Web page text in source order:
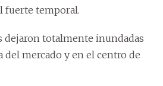
fuerte temporal.
dejaron totalmente inundadas
del mercado y en el centro de